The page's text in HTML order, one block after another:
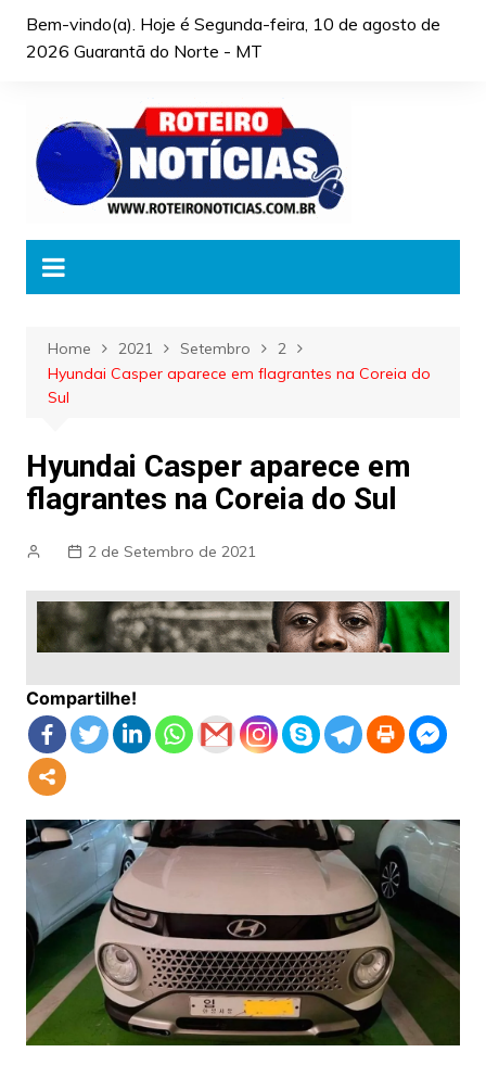
Bem-vindo(a). Hoje é Segunda-feira, 10 de agosto de
2026 Guarantã do Norte - MT
Home 2021 Setembro
2
Hyundai Casper aparece em flagrantes na Coreia do
Sul
Hyundai Casper aparece em
flagrantes na Coreia do Sul
2 de Setembro de 2021
Compartilhe!